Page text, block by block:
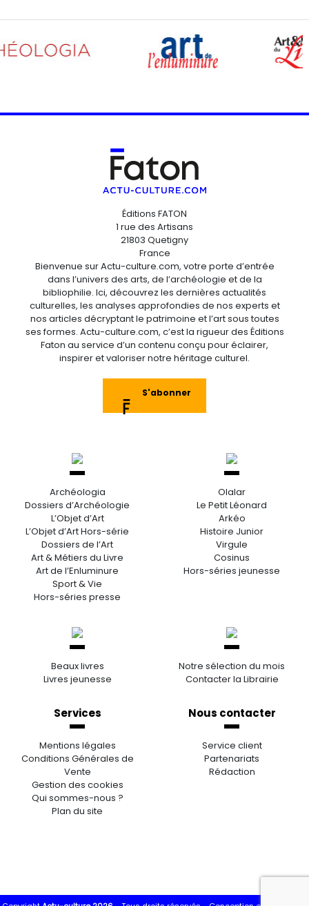
Éditions FATON
1 rue des Artisans
21803 Quetigny
France
Bienvenue sur Actu-culture.com, votre porte d’entrée
dans l’univers des arts, de l’archéologie et de la
bibliophilie. Ici, découvrez les dernières actualités
culturelles, les analyses approfondies de nos experts et
nos articles décryptant le patrimoine et l’art sous toutes
ses formes. Actu-culture.com, c’est la rigueur des Éditions
Faton au service d’un contenu conçu pour éclairer,
inspirer et valoriser notre héritage culturel.
S'abonner
Archéologia
Dossiers d’Archéologie
L’Objet d’Art
L’Objet d’Art Hors-série
Dossiers de l’Art
Art & Métiers du Livre
Art de l’Enluminure
Sport & Vie
Hors-séries presse
Olalar
Le Petit Léonard
Arkéo
Histoire Junior
Virgule
Cosinus
Hors-séries jeunesse
Beaux livres
Livres jeunesse
Notre sélection du mois
Contacter la Librairie
Services
Mentions légales
Conditions Générales de
Vente
Gestion des cookies
Qui sommes-nous ?
Plan du site
Nous contacter
Service client
Partenariats
Rédaction